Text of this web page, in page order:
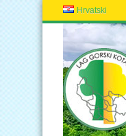
Hrvatski